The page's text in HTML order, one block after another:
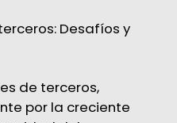
Desafíos y
de terceros,
por la creciente